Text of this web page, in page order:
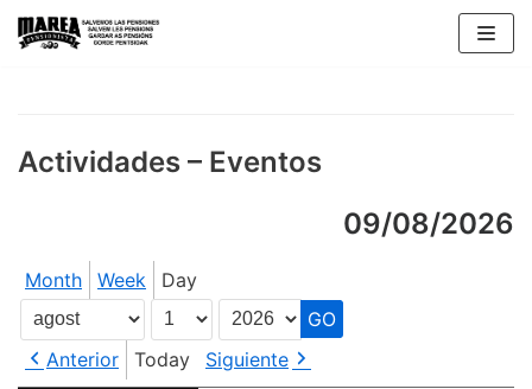
Skip
Actividades – Eventos
09/08/2026
Month Week Day
Month
Day
Year
Anterior
Today
Siguiente